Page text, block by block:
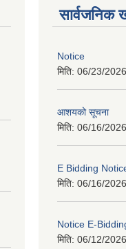
सार्वजनिक
Notice
मिति: 06/23/
आशयको सूचना
मिति: 06/16/
E Bidding
मिति: 06/16/
Notice E-
मिति: 06/12/